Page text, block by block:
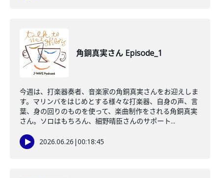
角銅真実さん Episode_1
今週は、打楽器奏者、音楽家の角銅真実さんをお迎えしま
す。マリンバをはじめとする様々な打楽器、自身の声、言
葉、身の回りのものを使って、楽曲制作をされる角銅真実
さん。ソロはもちろん、細野晴臣さんのサポート...
2026.06.26 |00:18:45